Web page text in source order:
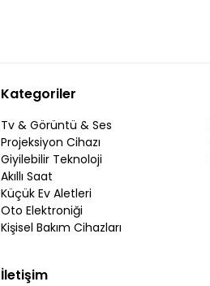
Kategoriler
Tv & Görüntü & Ses
Projeksiyon Cihazı
Giyilebilir Teknoloji
Akıllı Saat
Küçük Ev Aletleri
Oto Elektroniği
Kişisel Bakım Cihazları
İletişim